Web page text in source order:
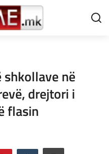
në
drejtori i
flasin